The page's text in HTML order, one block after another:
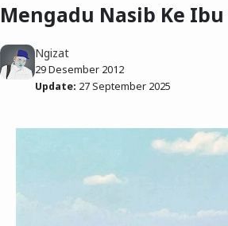
Mengadu Nasib Ke
Ngizat
29 Desember 2012
Update: 27 September 2025